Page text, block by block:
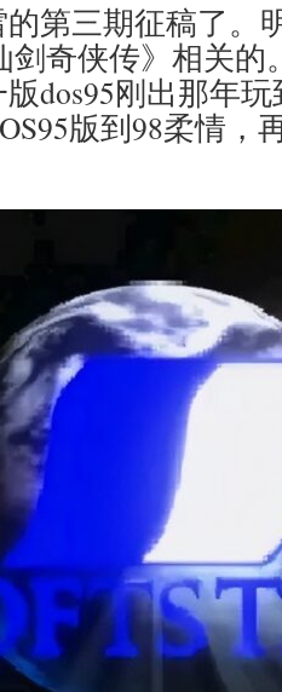
第三期征稿了。
剑奇侠传》相关
dos95刚出那年
版到98柔情，